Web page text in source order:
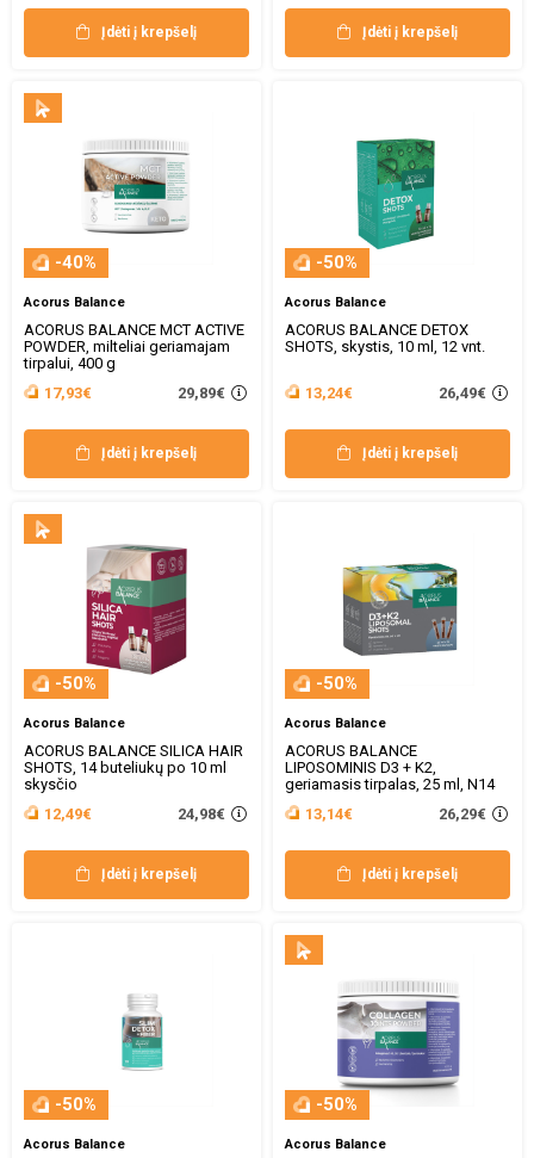
Įdėti į krepšelį Įdėti į krepšelį
-40%
Acorus Balance
ACORUS BALANCE MCT ACTIVE
POWDER, milteliai geriamajam
tirpalui, 400 g
17,93€
29,89€
Įdėti į krepšelį
-50%
Acorus Balance
ACORUS BALANCE DETOX
SHOTS, skystis, 10 ml, 12 vnt.
13,24€ 26,49€
Įdėti į krepšelį
-50%
Acorus Balance
ACORUS BALANCE SILICA HAIR
SHOTS, 14 buteliukų po 10 ml
skysčio
12,49€
24,98€
Įdėti į krepšelį
-50%
Acorus Balance
ACORUS BALANCE
LIPOSOMINIS D3 + K2,
geriamasis tirpalas, 25 ml, N14
13,14€
26,29€
Įdėti į krepšelį
-50%
Acorus Balance
-50%
Acorus Balance